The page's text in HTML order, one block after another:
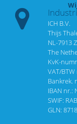
ICH B.V.
Thijs
NL-7913
The
KvK-
VAT/
Bankrek.
IBAN nr.:
SWIF:
GLN: